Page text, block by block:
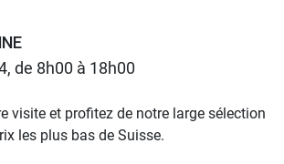
de 8h00 à 18h00
visite et profitez de notre large sélection
les plus bas de Suisse.